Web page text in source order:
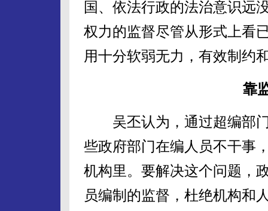
国、依法行政的法治意识远
权力的监督尽管从形式上看
用十分软弱无力，有效制约
靠
吴丕认为，通过超编部门
些政府部门在编人员不干事
机构里。要解决这个问题，
员编制的监督，杜绝机构和